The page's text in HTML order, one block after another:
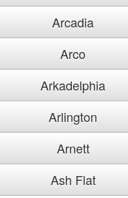
Arcadia
Arco
Arkadelphia
Arlington
Arnett
Ash Flat